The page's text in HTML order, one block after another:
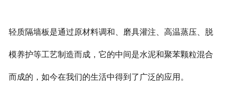
轻质隔墙板是通过原材料调和、磨具灌注、高温蒸压、脱
模养护等工艺制造而成，它的中间是水泥和聚苯颗粒混合
而成的，如今在我们的生活中得到了广泛的应用。